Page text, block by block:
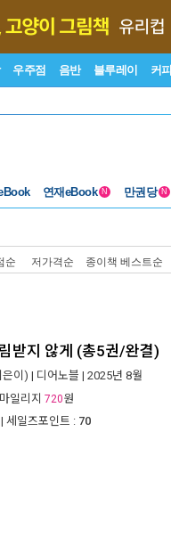
우주점 음반 블루레이 커피
연재eBook N 만권당 N
순 저가격순 종이책 베스트순
받지 않게 (총5권/완결)
은이) | 디어노블 | 2025년 8월
일리지 720원
세일즈포인트 : 70